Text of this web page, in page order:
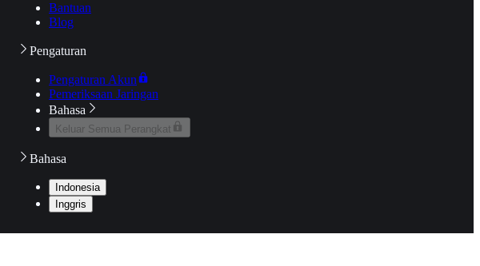
Bantuan
Blog
Pengaturan
Pengaturan Akun
Pemeriksaan Jaringan
Bahasa
Keluar Semua Perangkat
Bahasa
Indonesia
Inggris